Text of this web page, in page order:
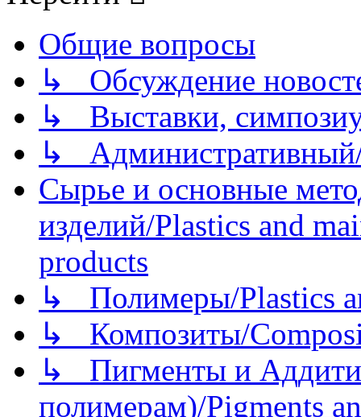
Общие вопросы
↳ Обсуждение
↳ Выставки,
↳
Сырье и основные
изделий/Plastics and
products
↳ Полимеры/Plastics
↳ Композиты/
↳ Пигменты и
полимерам)/Pigments